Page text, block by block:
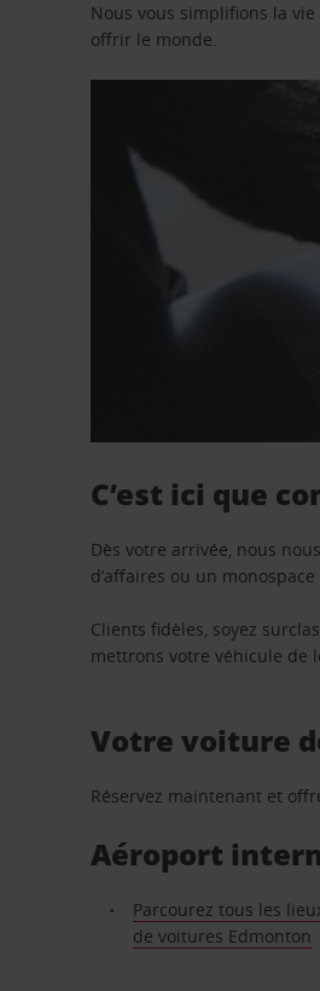
Nous vous simplifions la
offrir le monde.
C’est ici que
Dès votre arrivée, nous
d’affaires ou un
Clients fidèles, soyez
mettrons votre véhicule de
Votre voiture
Réservez maintenant et
Aéroport
Parcourez tous les
de voitures Edmonton